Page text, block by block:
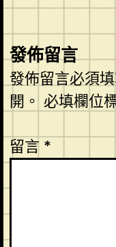
發佈留言
發佈留言必須
開。 必填欄位
留言 *